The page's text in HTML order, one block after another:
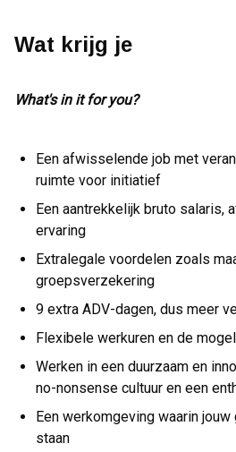
Wat krijg je
What's in it for you?
Een afwisselende job met
ruimte voor initiatief
Een aantrekkelijk bruto salaris,
ervaring
Extralegale voordelen zoals
groepsverzekering
9 extra ADV-dagen, dus meer
Flexibele werkuren en de
Werken in een duurzaam en
no-nonsense cultuur en een
Een werkomgeving waarin
staan